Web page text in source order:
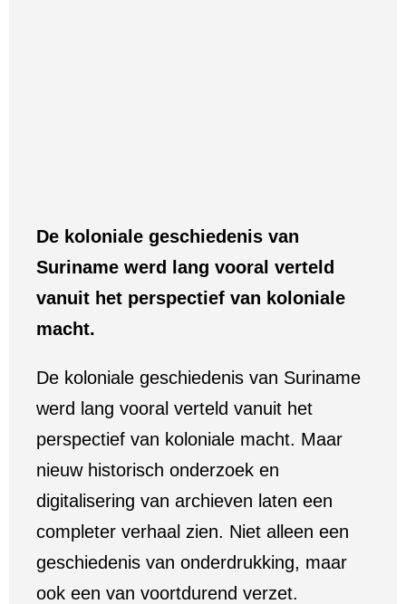
De koloniale geschiedenis van
Suriname werd lang vooral verteld
vanuit het perspectief van koloniale
macht.
De koloniale geschiedenis van Suriname
werd lang vooral verteld vanuit het
perspectief van koloniale macht. Maar
nieuw historisch onderzoek en
digitalisering van archieven laten een
completer verhaal zien. Niet alleen een
geschiedenis van onderdrukking, maar
ook een van voortdurend verzet.